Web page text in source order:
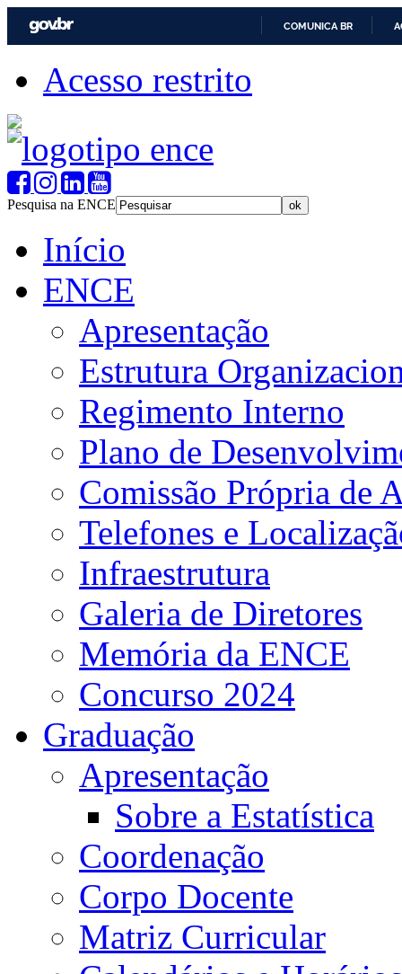
COMUNICA BR
Acesso restrito
Pesquisa na ENCE
Início
ENCE
Apresentação
Estrutura
Regimento Interno
Plano de
Comissão Própria de
Telefones e
Infraestrutura
Galeria de Diretores
Memória da ENCE
Concurso 2024
Graduação
Apresentação
Sobre a Estatística
Coordenação
Corpo Docente
Matriz Curricular